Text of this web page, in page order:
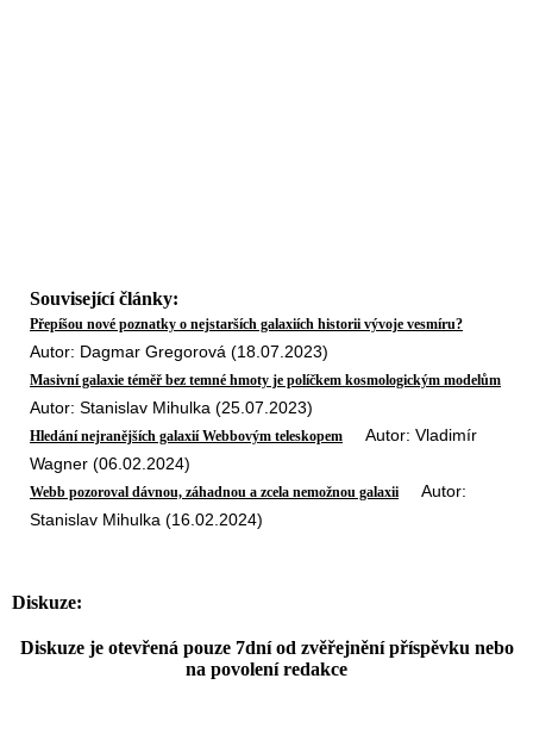
Související články:
Přepíšou nové poznatky o nejstarších galaxiích historii vývoje vesmíru?
Autor: Dagmar Gregorová (18.07.2023)
Masivní galaxie téměř bez temné hmoty je políčkem kosmologickým modelům
Autor: Stanislav Mihulka (25.07.2023)
Hledání nejranějších galaxií Webbovým teleskopem Autor: Vladimír
Wagner (06.02.2024)
Webb pozoroval dávnou, záhadnou a zcela nemožnou galaxii Autor:
Stanislav Mihulka (16.02.2024)
Diskuze:
Diskuze je otevřená pouze 7dní od zvěřejnění příspěvku nebo
na povolení redakce